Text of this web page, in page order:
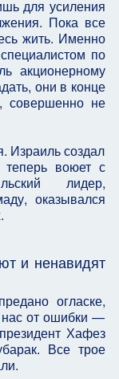
для усиления
Пока все
жить. Именно
по
акционерному
они в конце
совершенно не
Израиль создал
теперь воюет с
лидер,
оказывался
и ненавидят
огласке,
нас от ошибки —
Хафез
Все трое